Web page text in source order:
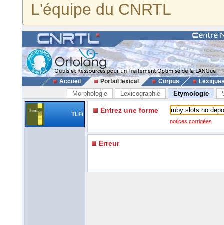
L'équipe du CNRTL
Accueil Portail lexical Corpus
Morphologie Lexicographie Etymologie
TLFi Entrez une forme
notices corrigées
Erreur